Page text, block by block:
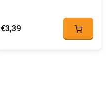
€3,39